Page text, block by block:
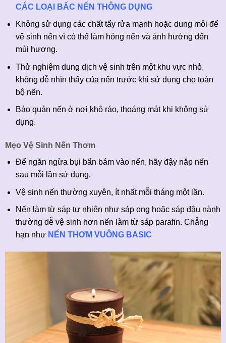
CÁC LOẠI BẤC NẾN THÔNG DỤNG
Không sử dụng các chất tẩy rửa mạnh hoặc dung môi để
vệ sinh nến vì có thể làm hỏng nến và ảnh hưởng đến
mùi hương.
Thử nghiệm dung dịch vệ sinh trên một khu vực nhỏ,
không dễ nhìn thấy của nến trước khi sử dụng cho toàn
bộ nến.
Bảo quản nến ở nơi khô ráo, thoáng mát khi không sử
dụng.
Mẹo Vệ Sinh Nến Thơm
Để ngăn ngừa bụi bẩn bám vào nến, hãy đậy nắp nến
sau mỗi lần sử dụng.
Vệ sinh nến thường xuyên, ít nhất mỗi tháng một lần.
Nến làm từ sáp tự nhiên như sáp ong hoặc sáp đậu nành
thường dễ vệ sinh hơn nến làm từ sáp parafin. Chẳng
hạn như NẾN THƠM VUÔNG BASIC